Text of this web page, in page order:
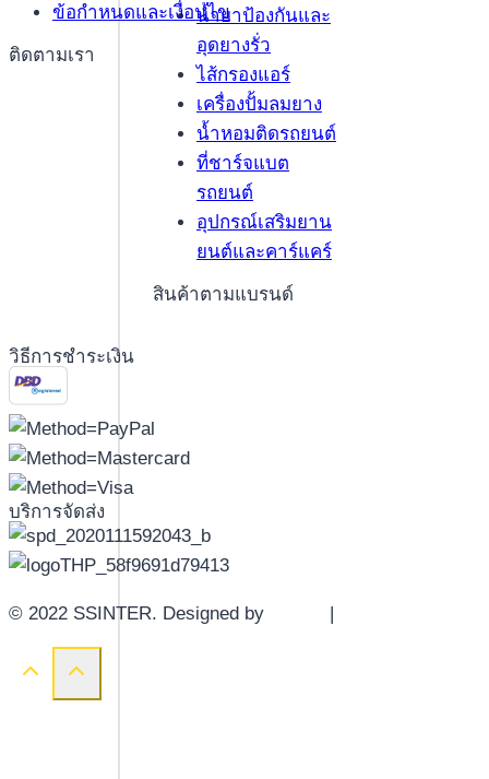
น้ำยาป้องกันและ
อุดยางรั่ว
ไส้กรองแอร์
เครื่องปั้มลมยาง
น้ำหอมติดรถยนต์
ที่ชาร์จแบต
รถยนต์
อุปกรณ์เสริมยาน
ยนต์และคาร์แคร์
สินค้าตามแบรนด์
ข้อกำหนดและเงื่อนไข
ติดตามเรา
วิธีการชำระเงิน
บริการจัดส่ง
© 2022 SSINTER. Designed by |